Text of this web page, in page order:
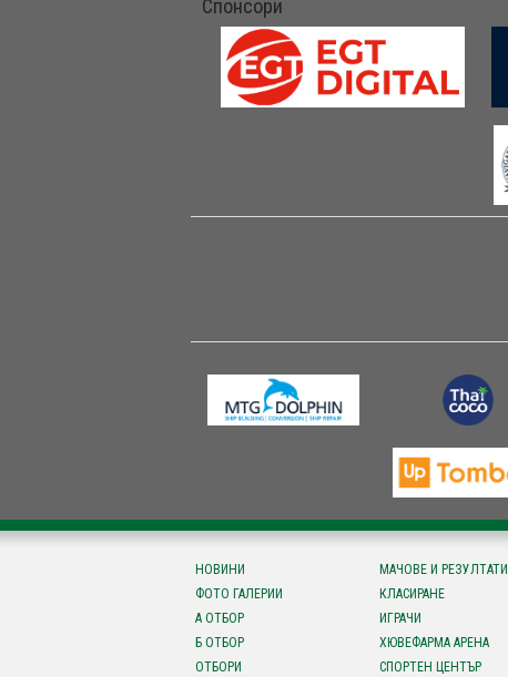
Спонсори
НОВИНИ
ФОТО ГАЛЕРИИ
А ОТБОР
Б ОТБОР
ОТБОРИ
МАЧОВЕ И РЕЗУЛТАТИ
КЛАСИРАНЕ
ИГРАЧИ
ХЮВЕФАРМА АРЕНА
СПОРТЕН ЦЕНТЪР